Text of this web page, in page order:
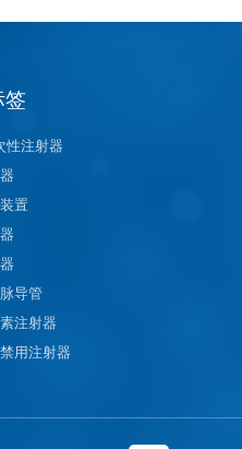
签
性注射器
置
导管
注射器
用注射器